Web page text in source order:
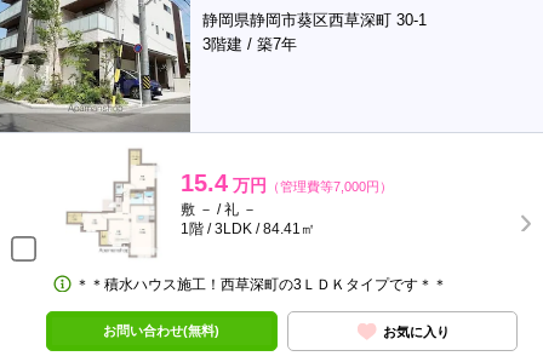
静岡県静岡市葵区西草深町 30-1
3階建 / 築7年
15.4 万円 （管理費等7,000円）
敷 － / 礼 －
1階 / 3LDK / 84.41㎡
＊＊積水ハウス施工！西草深町の3ＬＤＫタイプです＊＊
お問い合わせ(無料) お気に入り